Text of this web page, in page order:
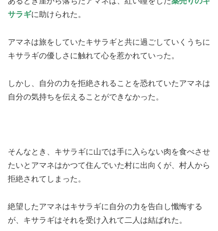
サラギに助けられた。
アマネは旅をしていたキサラギと共に過ごしていくうちに
キサラギの優しさに触れて心を惹かれていった。
しかし、自分の力を拒絶されることを恐れていたアマネは
自分の気持ちを伝えることができなかった。
そんなとき、キサラギに山では手に入らない肉を食べさせ
たいとアマネはかつて住んでいた村に出向くが、村人から
拒絶されてしまった。
絶望したアマネはキサラギに自分の力を告白し懺悔する
が、キサラギはそれを受け入れて二人は結ばれた。